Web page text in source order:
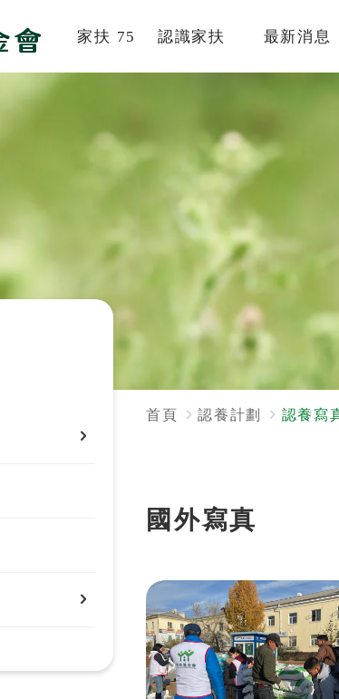
家扶 75
家的故事
認識家扶
組織架構
董事及監察人
社會責信
歷史沿革
服務據點
影音專區
最新消息
首頁 認養計劃 認養寫
國外寫真